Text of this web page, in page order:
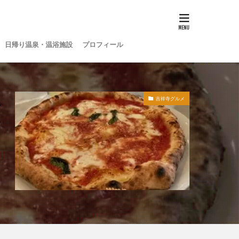
日帰り温泉・温浴施設 プロフィール
吉祥寺グルメ